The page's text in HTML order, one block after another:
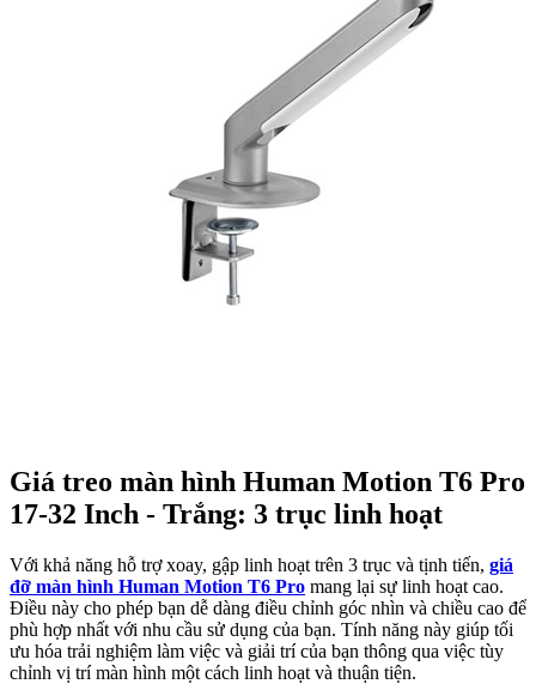
Giá treo màn hình Human Motion T6 Pro
17-32 Inch - Trắng: 3 trục linh hoạt
Với khả năng hỗ trợ xoay, gập linh hoạt trên 3 trục và tịnh tiến, giá
đỡ màn hình Human Motion T6 Pro mang lại sự linh hoạt cao.
Điều này cho phép bạn dễ dàng điều chỉnh góc nhìn và chiều cao để
phù hợp nhất với nhu cầu sử dụng của bạn. Tính năng này giúp tối
ưu hóa trải nghiệm làm việc và giải trí của bạn thông qua việc tùy
chỉnh vị trí màn hình một cách linh hoạt và thuận tiện.